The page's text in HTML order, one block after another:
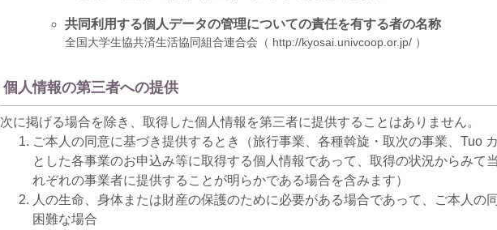
共同利用する個人データの管理についての責任を有する者の名称
全国大学生協共済生活協同組合連合会（ http://kyosai.univcoop.or.jp/ ）
個人情報の第三者への提供
次に掲げる場合を除き、取得した個人情報を第三者に提供することはありません。
ご本人の同意に基づき提供するとき（旅行事業、各種斡旋・取次の事業、Tuo
とした各事業のお申込み等に取得する個人情報であって、取得の状況からみて
れぞれの事業者に提供することが明らかである場合を含みます）
人の生命、身体または財産の保護のために必要がある場合であって、ご本人の
困難な場合